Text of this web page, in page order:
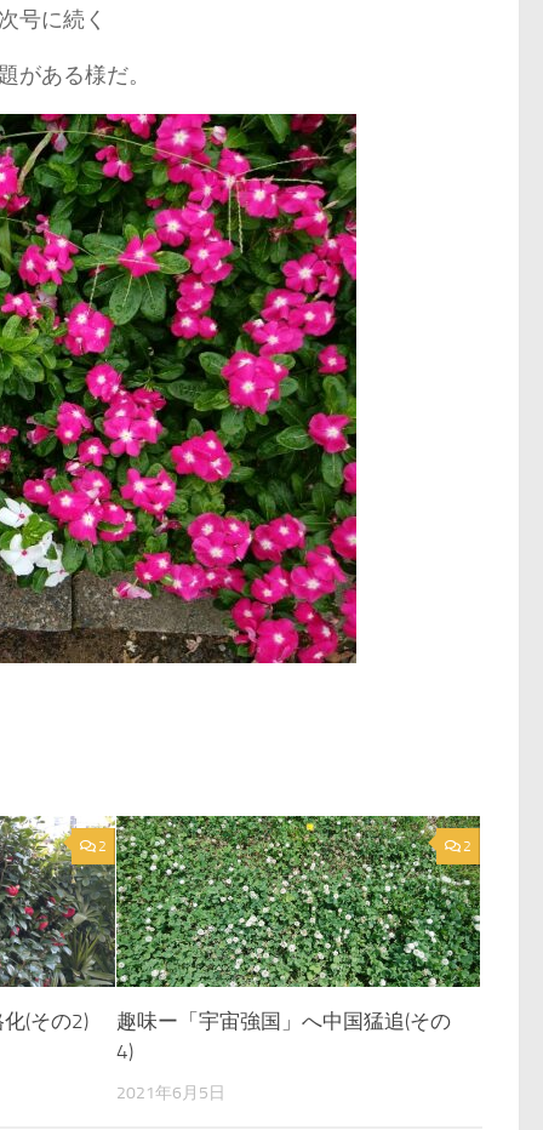
く
がある様だ。
2
(その2)
2
趣味ー「宇宙強国」へ中国猛追(その
4)
2021年6月5日